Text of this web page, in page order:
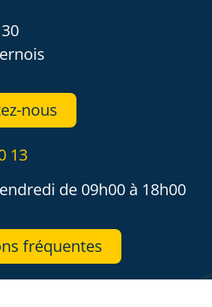
nous
13
de 09h00 à 18h00
fréquentes